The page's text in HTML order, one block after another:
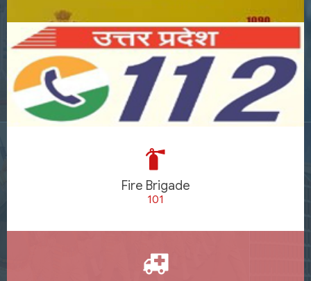
Fire Brigade
101